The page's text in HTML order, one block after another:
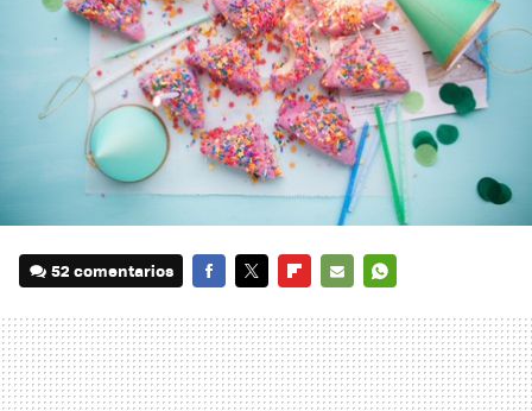
52 comentarios
MAIL